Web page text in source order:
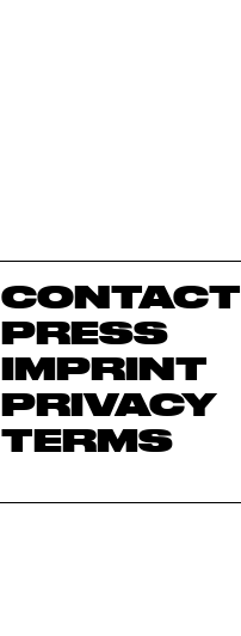
CONTACT
PRESS
IMPRINT
PRIVACY
TERMS